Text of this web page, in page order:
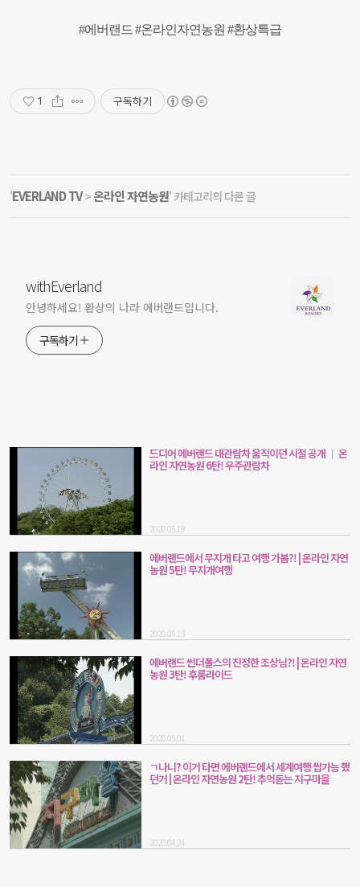
#에버랜드 #온라인자연농원 #환상특급
1 구독하기
'EVERLAND TV>온라인 자연농원' 카테고리의 다른 글
withEverland
안녕하세요! 환상의 나라 에버랜드입니다.
구독하기
드디어 에버랜드 대관람차 움직이던 시절 공개 ｜ 온
라인 자연농원 6탄! 우주관람차
2020.05.19
에버랜드에서 무지개 타고 여행 가봄?! | 온라인 자연
농원 5탄! 무지개여행
2020.05.13
에버랜드 썬더폴스의 진정한 조상님?! | 온라인 자연
농원 3탄! 후룸라이드
2020.05.01
ㄱ나니? 이거 타면 에버랜드에서 세계여행 쌉가능 했
던거 | 온라인 자연농원 2탄! 추억돋는 지구마을
2020.04.24